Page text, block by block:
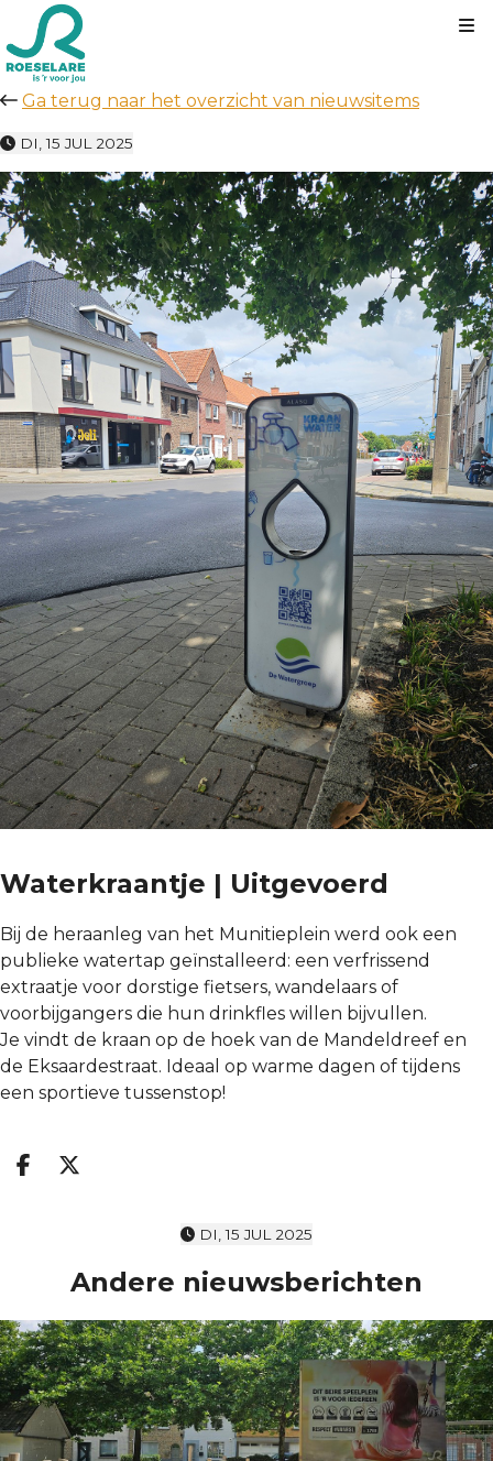
Ga terug naar het overzicht van nieuwsitems
DI, 15 JUL 2025
Waterkraantje | Uitgevoerd
Bij de heraanleg van het Munitieplein werd ook een
publieke watertap geïnstalleerd: een verfrissend
extraatje voor dorstige fietsers, wandelaars of
voorbijgangers die hun drinkfles willen bijvullen.
Je vindt de kraan op de hoek van de Mandeldreef en
de Eksaardestraat. Ideaal op warme dagen of tijdens
een sportieve tussenstop!
Deel op facebook
Deel op X
DI, 15 JUL 2025
Andere nieuwsberichten